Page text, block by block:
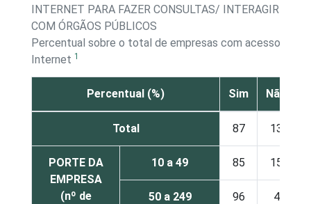
INTERNET PARA FAZER CONSULTAS/ INTERAGIR
COM ÓRGÃOS PÚBLICOS
Percentual sobre o total de empresas com acesso à
Internet 1
Percentual (%) Sim Não
Total 87 13
PORTE DA
EMPRESA
(nº de
10 a 49 85 15
50 a 249 96 4